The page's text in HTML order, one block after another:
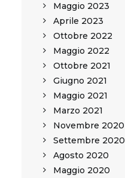
Maggio 2023
Aprile 2023
Ottobre 2022
Maggio 2022
Ottobre 2021
Giugno 2021
Maggio 2021
Marzo 2021
Novembre 2020
Settembre 2020
Agosto 2020
Maggio 2020